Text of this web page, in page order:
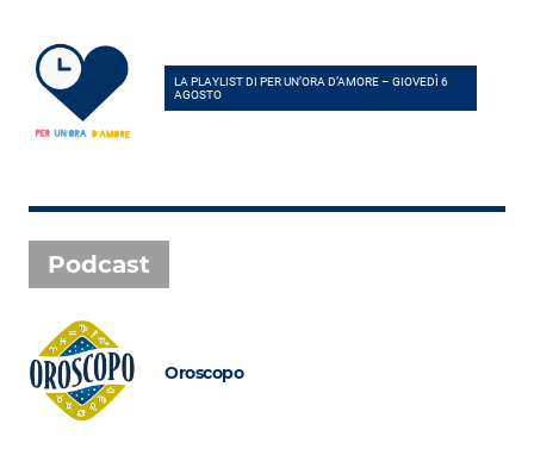
LA PLAYLIST DI PER UN’ORA D’AMORE – GIOVEDÌ 6
AGOSTO
Podcast
Oroscopo